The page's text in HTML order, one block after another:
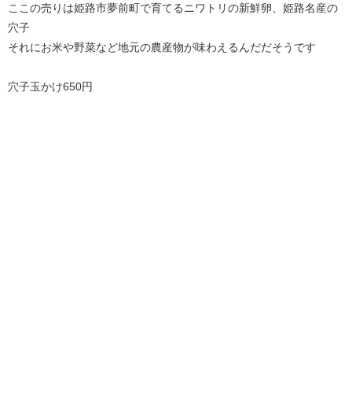
ここの売りは姫路市夢前町で育てるニワトリの新鮮卵、姫路名産の
穴子
それにお米や野菜など地元の農産物が味わえるんだだそうです
穴子玉かけ650円